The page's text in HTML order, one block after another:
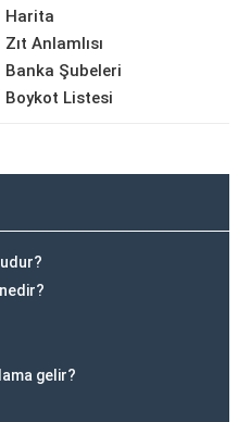
Harita
Zıt Anlamlısı
Banka Şubeleri
Boykot Listesi
gelir?